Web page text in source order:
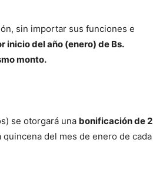
sin importar sus funciones e
inicio del año (enero) de Bs.
monto.
se otorgará una bonificación de 2
del mes de enero de cada